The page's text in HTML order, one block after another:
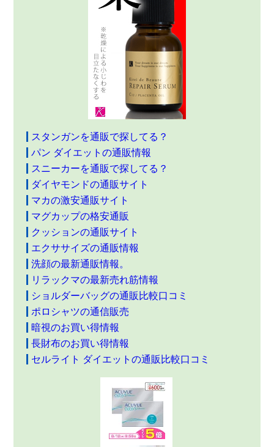
スタンガンを通販で探してる？
パン ダイエットの通販情報
スニーカーを通販で探してる？
ダイヤモンドの通販サイト
マカの激安通販サイト
マグカップの格安通販
クッションの通販サイト
エクササイズの通販情報
洗顔の最新通販情報。
リラックマの最新売れ筋情報
ショルダーバッグの通販比較口コミ
ポロシャツの通信販売
暗視のお買い得情報
長財布のお買い得情報
セルライト ダイエットの通販比較口コミ